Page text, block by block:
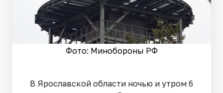
Фото: Минобороны РФ
В Ярославской области ночью и утром 6